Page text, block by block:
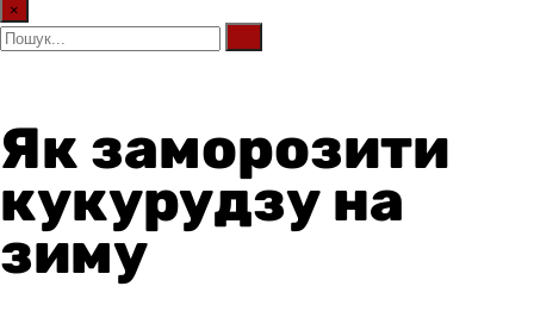
×
Як заморозити
кукурудзу на
зиму